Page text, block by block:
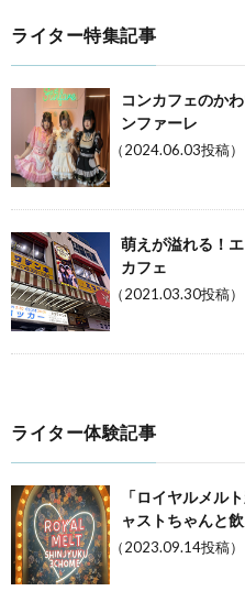
ライター特集記事
コンカフェのか
ンファーレ
（2024.06.03投稿）
萌えが溢れる！
カフェ
（2021.03.30投稿）
ライター体験記事
「ロイヤルメル
ャストちゃんと
（2023.09.14投稿）